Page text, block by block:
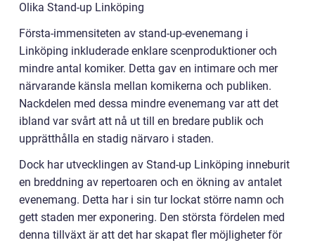
Olika Stand-up Linköping
Första-immensiteten av stand-up-evenemang i
Linköping inkluderade enklare scenproduktioner och
mindre antal komiker. Detta gav en intimare och mer
närvarande känsla mellan komikerna och publiken.
Nackdelen med dessa mindre evenemang var att det
ibland var svårt att nå ut till en bredare publik och
upprätthålla en stadig närvaro i staden.
Dock har utvecklingen av Stand-up Linköping inneburit
en breddning av repertoaren och en ökning av antalet
evenemang. Detta har i sin tur lockat större namn och
gett staden mer exponering. Den största fördelen med
denna tillväxt är att det har skapat fler möjligheter för